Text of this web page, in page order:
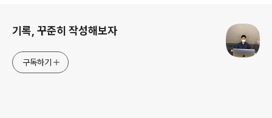
기록, 꾸준히 작성해보자
구독하기